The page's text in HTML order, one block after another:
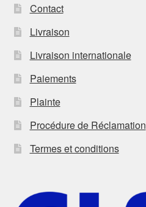
Contact
Livraison
Livraison internationale
Paiements
Plainte
Procédure de Réclamation
Termes et conditions